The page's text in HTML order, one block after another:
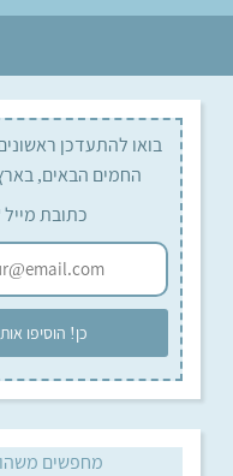
בואו להתעדכן
החמים הבאים,
כתובת מייל
מחפשים